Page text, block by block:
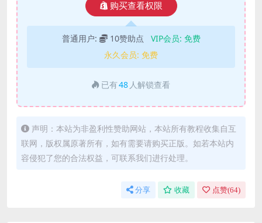
购买查看权限
普通用户: 10赞助点 VIP会员: 免费
永久会员: 免费
已有48 人解锁查看
声明：本站为非盈利性赞助网站，本站所有教程收集自互
联网，版权属原著所有，如有需要请购买正版。如若本站内
容侵犯了您的合法权益，可联系我们进行处理。
分享 收藏 点赞(64)